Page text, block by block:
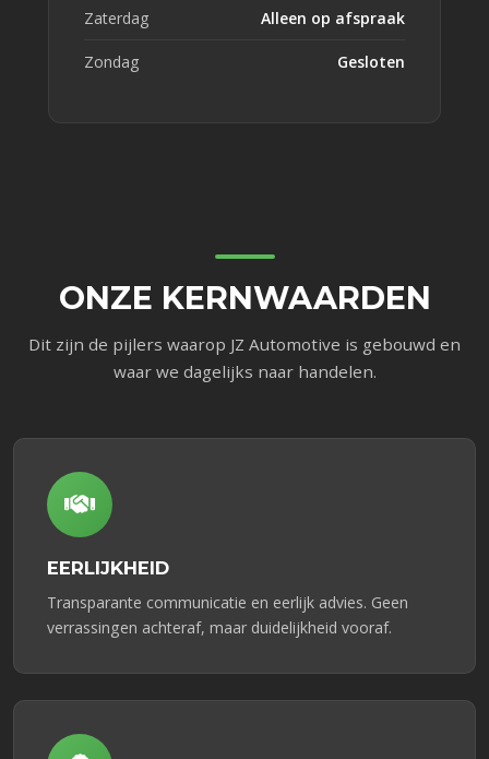
Zaterdag Alleen op afspraak
Zondag Gesloten
ONZE KERNWAARDEN
Dit zijn de pijlers waarop JZ Automotive is gebouwd en
waar we dagelijks naar handelen.
EERLIJKHEID
Transparante communicatie en eerlijk advies. Geen
verrassingen achteraf, maar duidelijkheid vooraf.